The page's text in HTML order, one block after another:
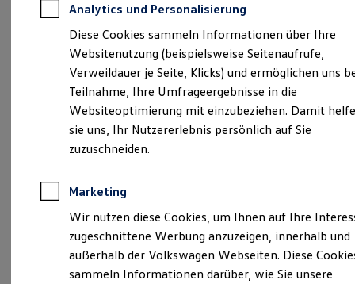
Kfz-Versicherung
Restschuldversicherungen
Garantien
Wartungsverträge
Geschäftskunden
Professional Class bei Volkswagen
Großkunden
Behörden
Direktkunden
Sonderfahrzeuge
Anpfiff zum Gewinn
Elektroautos
ID. Tutorials
Elektrofahrzeugkonzepte
Reichweite
Reichweite der ID. Modelle
Reichweite im Winter
Verantwortlich für die Inhalte auf dieser Seite ist die Josef Drouven
Impressum & Rechtliches)
Kränkelsweg 40, 41748 Viersen
schiffer@jansen-autohaus.de
Montag
Sonntag
Geschlossen
Analytics und Personalisierung
Diese Cookies sammeln Informationen über Ihre
Websitenutzung (beispielsweise Seitenaufrufe,
Verweildauer je Seite, Klicks) und ermöglichen uns
Teilnahme, Ihre Umfrageergebnisse in die
Websiteoptimierung mit einzubeziehen. Damit
sie uns, Ihr Nutzererlebnis persönlich auf Sie
zuzuschneiden.
Marketing
Wir nutzen diese Cookies, um Ihnen auf Ihre
zugeschnittene Werbung anzuzeigen, innerhalb und
außerhalb der Volkswagen Webseiten. Diese
sammeln Informationen darüber, wie Sie unsere